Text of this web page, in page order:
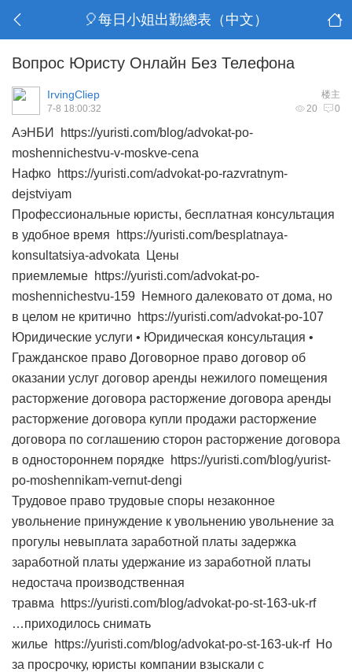
🎈每日小姐出勤總表（中文）
Вопрос Юристу Онлайн Без Телефона
楼主
IrvingCliep
20 0
7-8 18:00:32
АэНБИ https://yuristi.com/blog/advokat-po-
moshennichestvu-v-moskve-cena
Нафко https://yuristi.com/advokat-po-razvratnym-
dejstviyam
Профессиональные юристы, бесплатная консультация
в удобное время https://yuristi.com/besplatnaya-
konsultatsiya-advokata Цены
приемлемые https://yuristi.com/advokat-po-
moshennichestvu-159 Немного далековато от дома, но
в целом не критично https://yuristi.com/advokat-po-107
Юридические услуги • Юридическая консультация •
Гражданское право Договорное право договор об
оказании услуг договор аренды нежилого помещения
расторжение договора расторжение договора аренды
расторжение договора купли продажи расторжение
договора по соглашению сторон расторжение договора
в одностороннем порядке https://yuristi.com/blog/yurist-
po-moshennikam-vernut-dengi
Трудовое право трудовые споры незаконное
увольнение принуждение к увольнению увольнение за
прогулы невыплата заработной платы задержка
заработной платы удержание из заработной платы
недостача производственная
травма https://yuristi.com/blog/advokat-po-st-163-uk-rf
…приходилось снимать
жилье https://yuristi.com/blog/advokat-po-st-163-uk-rf Но
за просрочку, юристы компании взыскали с